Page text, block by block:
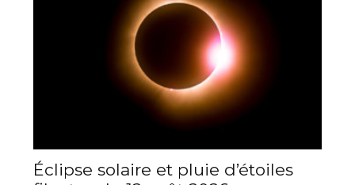
Éclipse solaire et pluie d’étoiles